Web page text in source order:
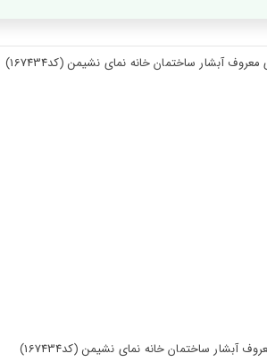
آبشار ساختمان خانه نمای نشیمن (کد167434)